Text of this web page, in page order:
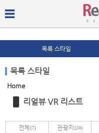
목록 스타일
목록 스타일
Home
리얼뷰 VR 리스트
전체(7) 관광지 (24)